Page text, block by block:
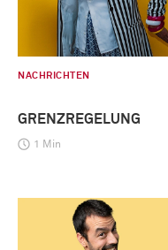
NACHRICHTEN
GRENZREGELUNG
1 Min